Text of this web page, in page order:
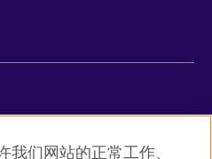
我们网站的正常工作、